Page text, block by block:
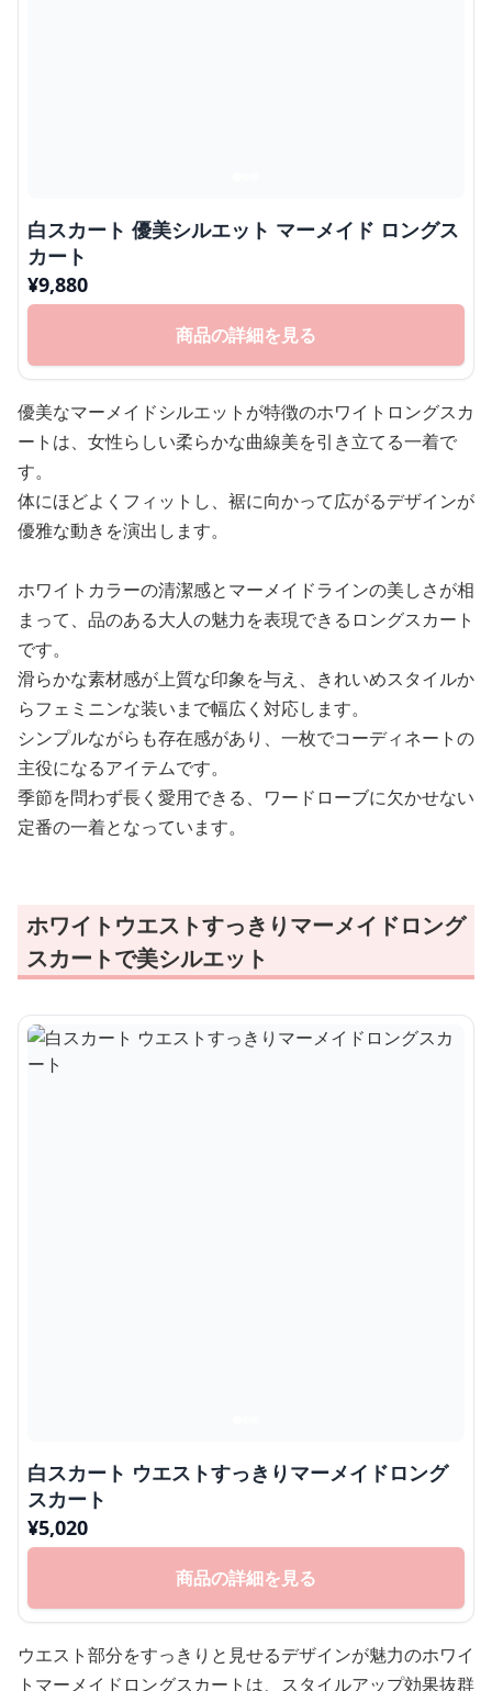
白スカート 優美シルエット マーメイド ロングス
カート
¥9,880
商品の詳細を見る
優美なマーメイドシルエットが特徴のホワイトロングスカ
ートは、女性らしい柔らかな曲線美を引き立てる一着で
す。
体にほどよくフィットし、裾に向かって広がるデザインが
優雅な動きを演出します。
ホワイトカラーの清潔感とマーメイドラインの美しさが相
まって、品のある大人の魅力を表現できるロングスカート
です。
滑らかな素材感が上質な印象を与え、きれいめスタイルか
らフェミニンな装いまで幅広く対応します。
シンプルながらも存在感があり、一枚でコーディネートの
主役になるアイテムです。
季節を問わず長く愛用できる、ワードローブに欠かせない
定番の一着となっています。
ホワイトウエストすっきりマーメイドロング
スカートで美シルエット
白スカート ウエストすっきりマーメイドロング
スカート
¥5,020
商品の詳細を見る
ウエスト部分をすっきりと見せるデザインが魅力のホワイ
トマーメイドロングスカートは、スタイルアップ効果抜群